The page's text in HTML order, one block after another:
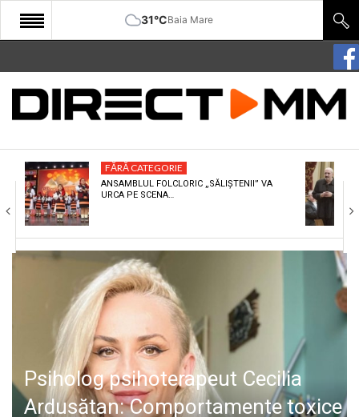
31°CBaia Mare
START
COMUNITATE
CULTURA
ECONOMIE
SANATATE
SPECIAL
POLITIC
LIFE
FĂRĂ CATEGORIE
ANSAMBLUL FOLCLORIC „SĂLIȘTENII” VA
URCA PE SCENA…
Psiholog psihoterapeut Cecilia
Ardusătan: Comportamente toxice